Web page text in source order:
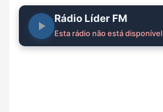
Rádio Líder FM
Esta rádio não está disponível